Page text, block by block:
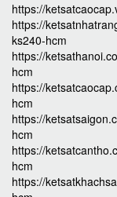
https://
https://
ks240-hcm
https://
hcm
https://
hcm
https://
hcm
https://
hcm
https://